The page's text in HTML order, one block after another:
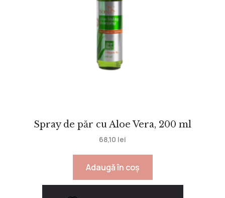
Spray de păr cu Aloe Vera, 200 ml
68,10 lei
Adaugă în coș